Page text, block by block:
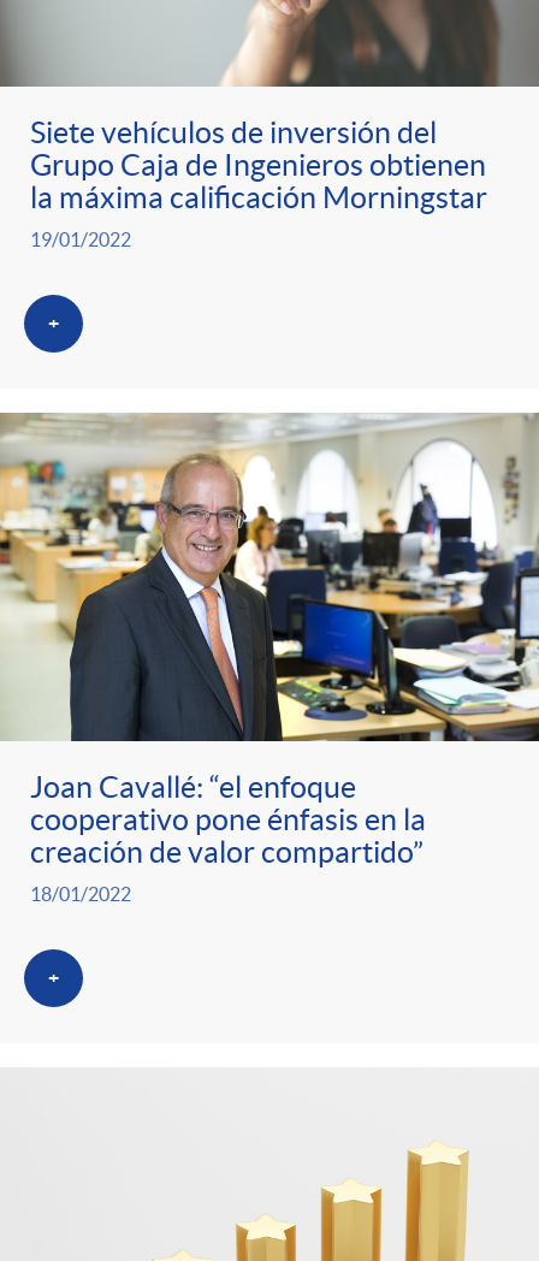
Siete vehículos de inversión del
Grupo Caja de Ingenieros obtienen
la máxima calificación Morningstar
19/01/2022
+
Joan Cavallé: “el enfoque
cooperativo pone énfasis en la
creación de valor compartido”
18/01/2022
+